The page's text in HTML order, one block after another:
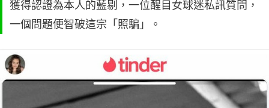
獲得認證為本人的藍剔，一位醒目女球迷私訊質問，
一個問題便智破這宗「照騙」。